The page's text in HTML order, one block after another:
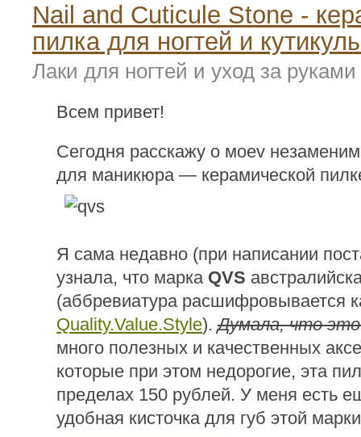
Nail and Cuticule Stone -
пилка для ногтей и
Лаки для ногтей и уход за руками
Всем привет!
Сегодня расскажу о моеv
для маникюра — керамической
Я сама недавно (при написании
узнала, что марка QVS
(аббревиатура расшифровывается
Quality.Value.Style).Думала, что
много полезных и качественных
которые при этом недорогие, эта
пределах 150 рублей. У меня есть
удобная кисточка для губ этой